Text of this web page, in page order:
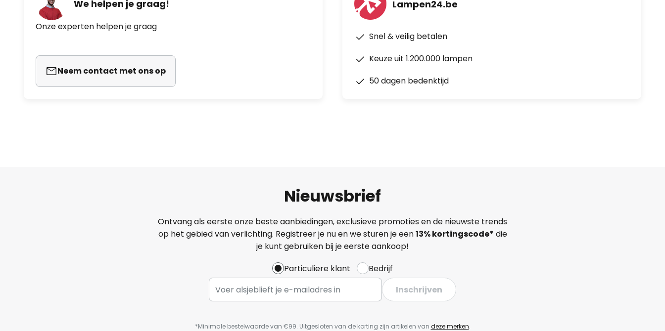
We helpen je graag!
Onze experten helpen je graag
Neem contact met ons op
Lampen24.be
Snel & veilig betalen
Keuze uit 1.200.000 lampen
50 dagen bedenktijd
Nieuwsbrief
Ontvang als eerste onze beste aanbiedingen, exclusieve promoties en de nieuwste trends
op het gebied van verlichting. Registreer je nu en we sturen je een13%kortingscode* die
je kunt gebruiken bij je eerste aankoop!
Particuliere klant
Bedrijf
Inschrijven
*Minimale bestelwaarde van €99. Uitgesloten van de korting zijn artikelen van deze merken.